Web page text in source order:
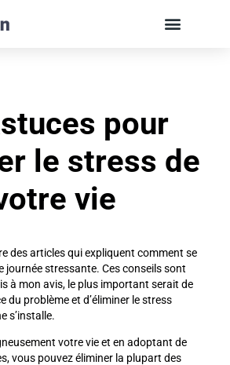
pour
le stress de
vie
des articles qui expliquent comment se
journée stressante. Ces conseils sont
à mon avis, le plus important serait de
du problème et d’éliminer le stress
s’installe.
votre vie et en adoptant de
vous pouvez éliminer la plupart des